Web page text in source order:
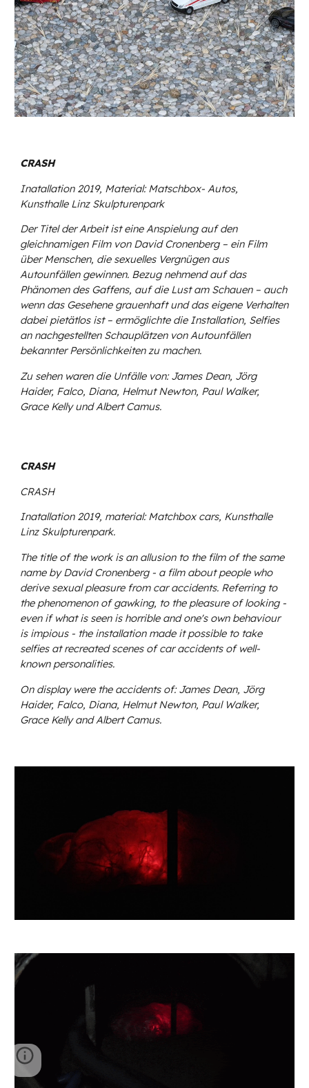
CRASH
Inatallation 2019, Material: Matschbox- Autos,
Kunsthalle Linz Skulpturenpark
Der Titel der Arbeit ist eine Anspielung auf den
gleichnamigen Film von David Cronenberg – ein Film
über Menschen, die sexuelles Vergnügen aus
Autounfällen gewinnen. Bezug nehmend auf das
Phänomen des Gaffens, auf die Lust am Schauen – auch
wenn das Gesehene grauenhaft und das eigene Verhalten
dabei pietätlos ist – ermöglichte die Installation, Selfies
an nachgestellten Schauplätzen von Autounfällen
bekannter Persönlichkeiten zu machen.
Zu sehen waren die Unfälle von: James Dean, Jörg
Haider, Falco, Diana, Helmut Newton, Paul Walker,
Grace Kelly und Albert Camus.
CRASH
CRASH
Inatallation 2019, material: Matchbox cars, Kunsthalle
Linz Skulpturenpark.
The title of the work is an allusion to the film of the same
name by David Cronenberg - a film about people who
derive sexual pleasure from car accidents. Referring to
the phenomenon of gawking, to the pleasure of looking -
even if what is seen is horrible and one's own behaviour
is impious - the installation made it possible to take
selfies at recreated scenes of car accidents of well-
known personalities.
On display were the accidents of: James Dean, Jörg
Haider, Falco, Diana, Helmut Newton, Paul Walker,
Grace Kelly and Albert Camus.